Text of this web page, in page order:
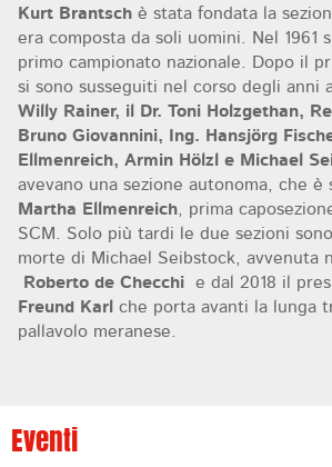
Kurt Brantsch è stata fondata la
era composta da soli uomini. Nel 1961
primo campionato nazionale. Dopo il
si sono susseguiti nel corso degli anni
Willy Rainer, il Dr. Toni Holzgethan,
Bruno Giovannini, Ing. Hansjörg
Ellmenreich, Armin Hölzl e Michael
avevano una sezione autonoma, che è
Martha Ellmenreich, prima
SCM. Solo più tardi le due sezioni
morte di Michael Seibstock, avvenuta
Roberto de Checchi e dal 2018 il
Freund Karl che porta avanti la lunga
pallavolo meranese.
Eventi